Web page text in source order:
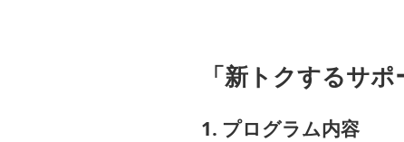
「新トクするサ
1. プログラム内容